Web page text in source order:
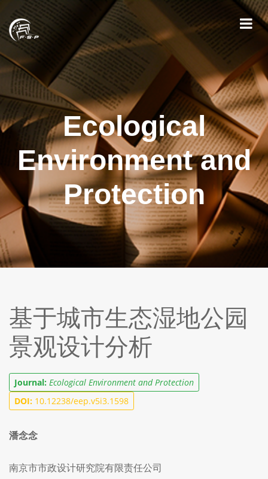
Ecological
Environment and
Protection
基于城市生态湿地公园
景观设计分析
Journal: Ecological Environment and Protection
DOI: 10.12238/eep.v5i3.1598
潘念念
南京市市政设计研究院有限责任公司